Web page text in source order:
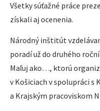
Všetky súťažné práce
získali aj ocenenia.
Národný inštitút
poradí už do druhého
Maľuj ako…, ktorú
v Košiciach v spolupráci s
a Krajským pracoviskom